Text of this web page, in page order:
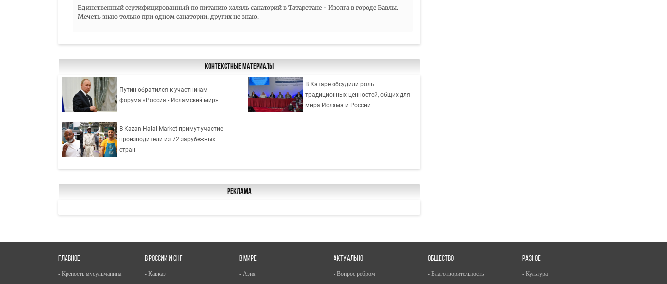
Единственный сертифицированный по питанию халяль санаторий в Татарстане - Иволга в городе Бавлы.
Мечеть знаю только при одном санатории, других не знаю.
Контекстные материалы
Путин обратился к участникам
форума «Россия - Исламский мир»
В Катаре обсудили роль
традиционных ценностей, общих для
мира Ислама и России
В Kazan Halal Market примут участие
производители из 72 зарубежных
стран
Реклама
ГЛАВНОЕ
- Крепость мусульманина
В РОССИИ И СНГ
- Кавказ
В МИРЕ
- Азия
АКТУАЛЬНО
- Вопрос ребром
ОБЩЕСТВО
- Благотворительность
РАЗНОЕ
- Культура